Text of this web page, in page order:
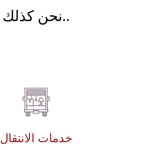
نحن كذلك..
خدمات الانتقال